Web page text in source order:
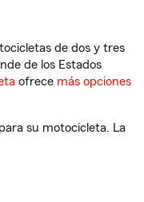
de dos y tres
de los Estados
ofrece más opciones
su motocicleta. La